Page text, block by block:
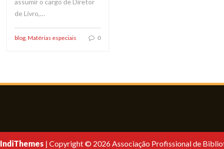
assumir o cargo de Diretor
de Livro,…
blog, Matérias especiais 0
IndiThemes | Copyright © 2026 Associação Profissional de